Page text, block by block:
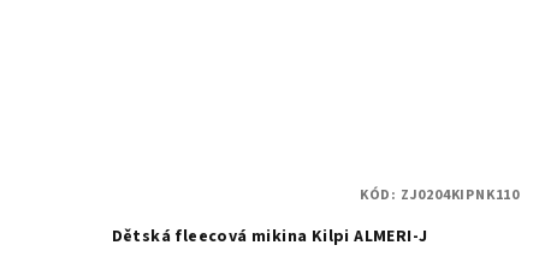
Dětská fleecová mikina Kilpi ALMERI-J
KÓD: ZJ0204KIPNK110